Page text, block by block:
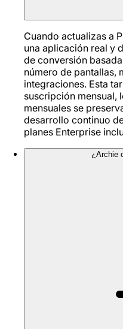
Cuando actualizas a
una aplicación real y
de conversión
número de pantallas,
integraciones. Esta
suscripción mensual,
mensuales se
desarrollo continuo
planes Enterprise
¿Archie